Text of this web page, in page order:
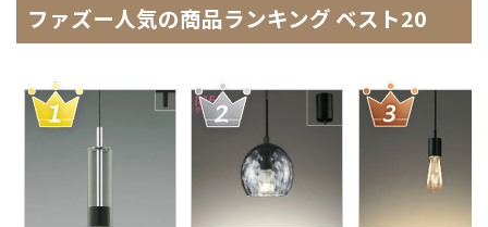
ファズー人気の商品ランキング ベスト20